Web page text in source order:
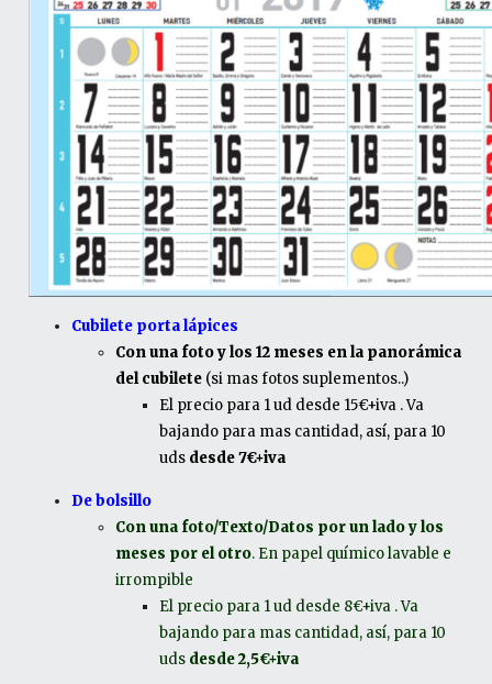
Cubilete porta lápices
Con una foto y los 12 meses en la panorámica
del cubilete (si mas fotos suplementos..)
El precio para 1 ud desde 15€+iva . Va
bajando para mas cantidad, así, para 10
uds desde 7€+iva
De bolsillo
Con una foto/Texto/Datos por un lado y los
meses por el otro. En papel químico lavable e
irrompible
El precio para 1 ud desde 8€+iva . Va
bajando para mas cantidad, así, para 10
uds desde 2,5€+iva